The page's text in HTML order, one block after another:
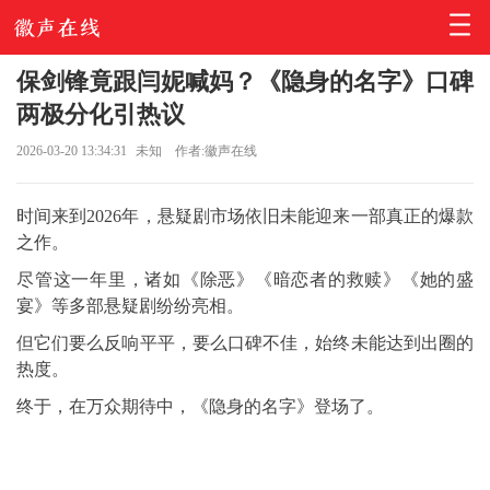
保剑锋竟跟闫妮喊妈？《隐身的名字》口碑
两极分化引热议
2026-03-20 13:34:31 未知 作者:徽声在线
时间来到2026年，悬疑剧市场依旧未能迎来一部真正的爆款
之作。
尽管这一年里，诸如《除恶》《暗恋者的救赎》《她的盛
宴》等多部悬疑剧纷纷亮相。
但它们要么反响平平，要么口碑不佳，始终未能达到出圈的
热度。
终于，在万众期待中，《隐身的名字》登场了。